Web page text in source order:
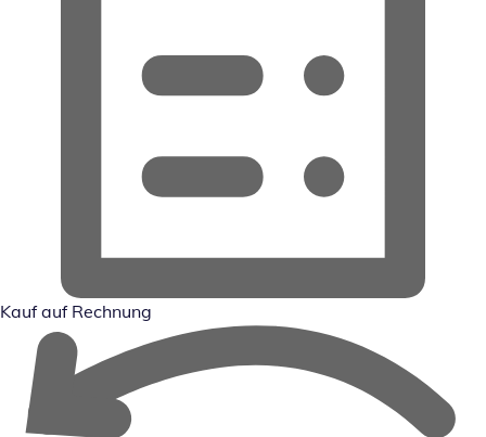
Kauf auf Rechnung